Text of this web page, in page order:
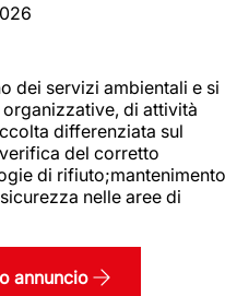
dei servizi ambientali e si
di attività
differenziata sul
del corretto
di rifiuto;mantenimento
nelle aree di
annuncio